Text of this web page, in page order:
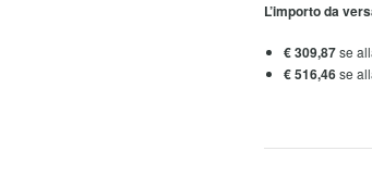
L’importo da
€ 309,87se
€ 516,46se